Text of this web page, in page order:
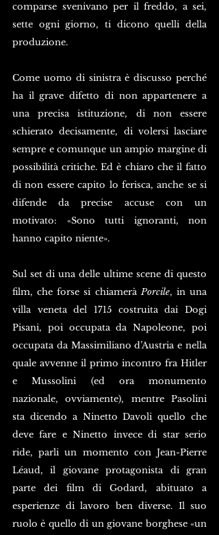
comparse svenivano per il freddo, a sei,
sette ogni giorno, ti dicono quelli della
produzione.
Come uomo di sinistra è discusso perché
ha il grave difetto di non appartenere a
una precisa istituzione, di non essere
schierato decisamente, di volersi lasciare
sempre e comunque un ampio margine di
possibilità critiche. Ed è chiaro che il fatto
di non essere capito lo ferisca, anche se si
difende da precise accuse con un
motivato: «Sono tutti ignoranti, non
hanno capito niente».
Sul set di una delle ultime scene di questo
film, che forse si chiamerà Porcile, in una
villa veneta del 1715 costruita dai Dogi
Pisani, poi occupata da Napoleone, poi
occupata da Massimiliano d’Austria e nella
quale avvenne il primo incontro fra Hitler
e Mussolini (ed ora monumento
nazionale, ovviamente), mentre Pasolini
sta dicendo a Ninetto Davoli quello che
deve fare e Ninetto invece di star serio
ride, parli un momento con Jean-Pierre
Léaud, il giovane protagonista di gran
parte dei film di Godard, abituato a
esperienze di lavoro ben diverse. Il suo
ruolo è quello di un giovane borghese «un